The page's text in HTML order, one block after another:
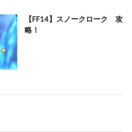
【FF14】スノークローク 攻
略！